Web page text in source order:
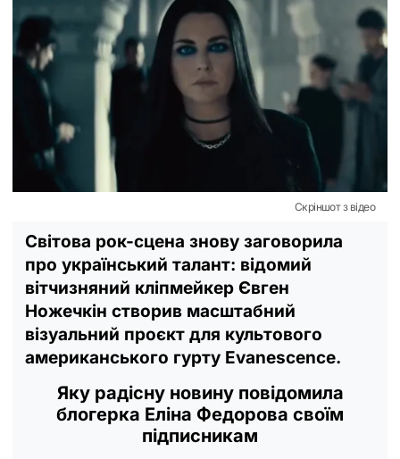
Скріншот з відео
Світова рок-сцена знову заговорила
про український талант: відомий
вітчизняний кліпмейкер Євген
Ножечкін створив масштабний
візуальний проєкт для культового
американського гурту Evanescence.
Яку радісну новину повідомила
блогерка Еліна Федорова своїм
підписникам